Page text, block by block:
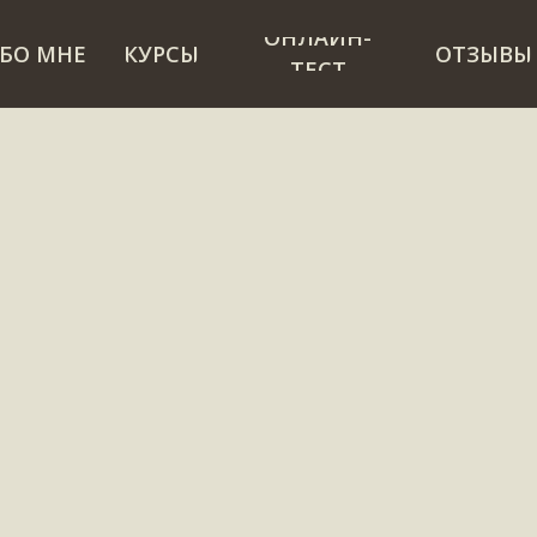
МНЕ КУРСЫ
ОНЛАЙН-
ТЕСТ
ОТЗЫВЫ
МНЕ КУРСЫ
ОНЛАЙН-
ТЕСТ
ОТЗЫВЫ